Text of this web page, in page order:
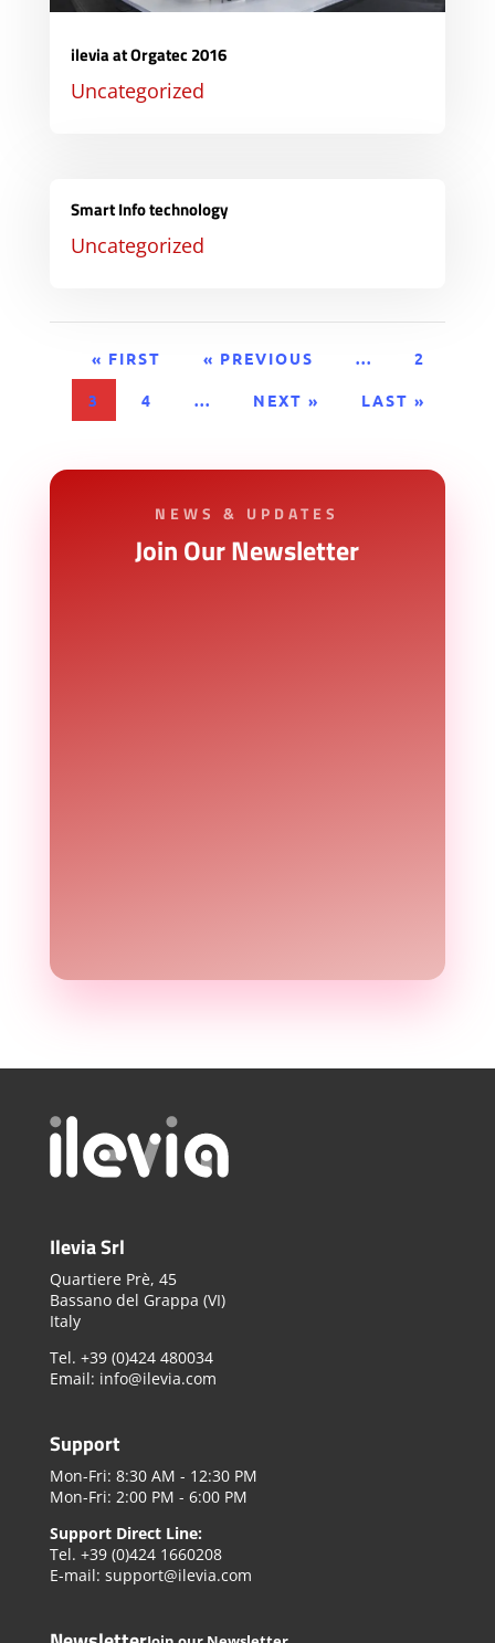
ilevia at Orgatec 2016
Uncategorized
Smart Info technology
Uncategorized
« FIRST « PREVIOUS ... 2
3 4 ... NEXT » LAST »
NEWS & UPDATES
Join Our Newsletter
Ilevia Srl
Quartiere Prè, 45
Bassano del Grappa (VI)
Italy
Tel. +39 (0)424 480034
Email: info@ilevia.com
Support
Mon-Fri: 8:30 AM - 12:30 PM
Mon-Fri: 2:00 PM - 6:00 PM
Support Direct Line:
Tel. +39 (0)424 1660208
E-mail: support@ilevia.com